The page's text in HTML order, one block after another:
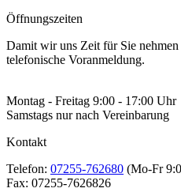
Öffnungszeiten
Damit wir uns Zeit für Sie
telefonische Voranmeldung.
Montag - Freitag 9:00 - 17:00 Uhr
Samstags nur nach Vereinbarung
Kontakt
Telefon: 07255-762680 (Mo-Fr
Fax: 07255-7626826